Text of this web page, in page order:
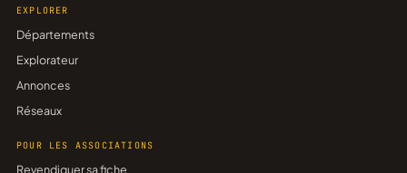
EXPLORER
Départements
Explorateur
Annonces
Réseaux
POUR LES ASSOCIATIONS
Revendiquer sa fiche